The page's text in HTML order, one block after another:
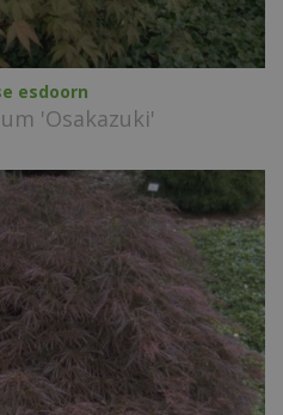
esdoorn
'Osakazuki'